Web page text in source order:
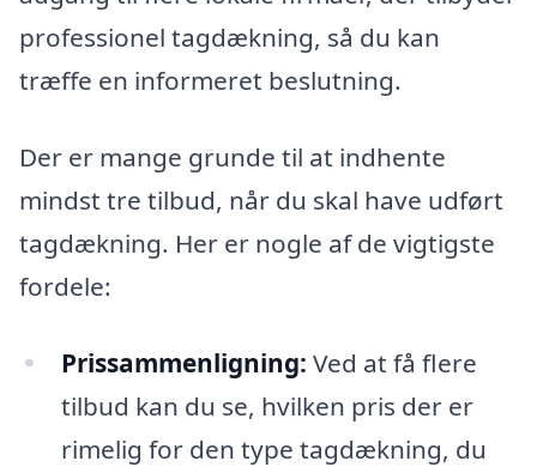
professionel tagdækning, så du kan
træffe en informeret beslutning.
Der er mange grunde til at indhente
mindst tre tilbud, når du skal have udført
tagdækning. Her er nogle af de vigtigste
fordele:
Prissammenligning: Ved at få flere
tilbud kan du se, hvilken pris der er
rimelig for den type tagdækning, du